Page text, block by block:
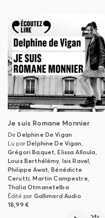
Je suis Romane Monnier
DeDelphine De Vigan
Lu parDelphine De Vigan,
Grégori Baquet,Elissa Alloula,
Louis Berthélémy, Isis Ravel,
Philippe Awat,Bénédicte
Cerutti,Martin Campestre,
Thalia Otmanetelba
Édité par Gallimard Audio
18,99 €